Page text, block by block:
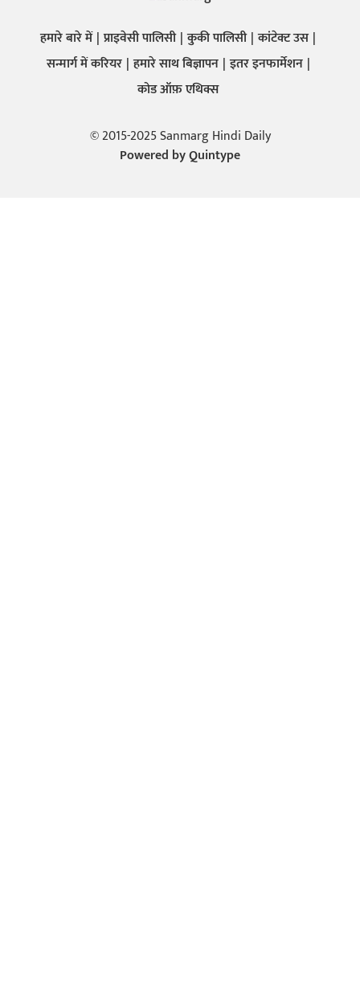
हमारे बारे में प्राइवेसी पालिसी कुकी पालिसी कांटेक्ट उस
सन्मार्ग में करियर हमारे साथ बिज्ञापन इतर इनफार्मेशन
कोड ऑफ़ एथिक्स
© 2015-2025 Sanmarg Hindi Daily
Powered byQuintype